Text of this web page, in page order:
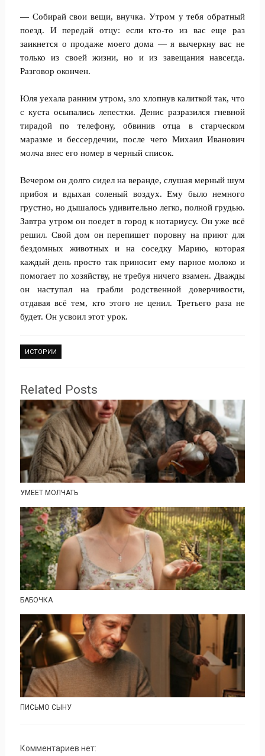
— Собирай свои вещи, внучка. Утром у тебя обратный
поезд. И передай отцу: если кто-то из вас еще раз
заикнется о продаже моего дома — я вычеркну вас не
только из своей жизни, но и из завещания навсегда.
Разговор окончен.
Юля уехала ранним утром, зло хлопнув калиткой так, что
с куста осыпались лепестки. Денис разразился гневной
тирадой по телефону, обвинив отца в старческом
маразме и бессердечии, после чего Михаил Иванович
молча внес его номер в черный список.
Вечером он долго сидел на веранде, слушая мерный шум
прибоя и вдыхая соленый воздух. Ему было немного
грустно, но дышалось удивительно легко, полной грудью.
Завтра утром он поедет в город к нотариусу. Он уже всё
решил. Свой дом он перепишет поровну на приют для
бездомных животных и на соседку Марию, которая
каждый день просто так приносит ему парное молоко и
помогает по хозяйству, не требуя ничего взамен. Дважды
он наступал на грабли родственной доверчивости,
отдавая всё тем, кто этого не ценил. Третьего раза не
будет. Он усвоил этот урок.
ИСТОРИИ
Related Posts
УМЕЕТ МОЛЧАТЬ
БАБОЧКА
ПИСЬМО СЫНУ
Комментариев нет: